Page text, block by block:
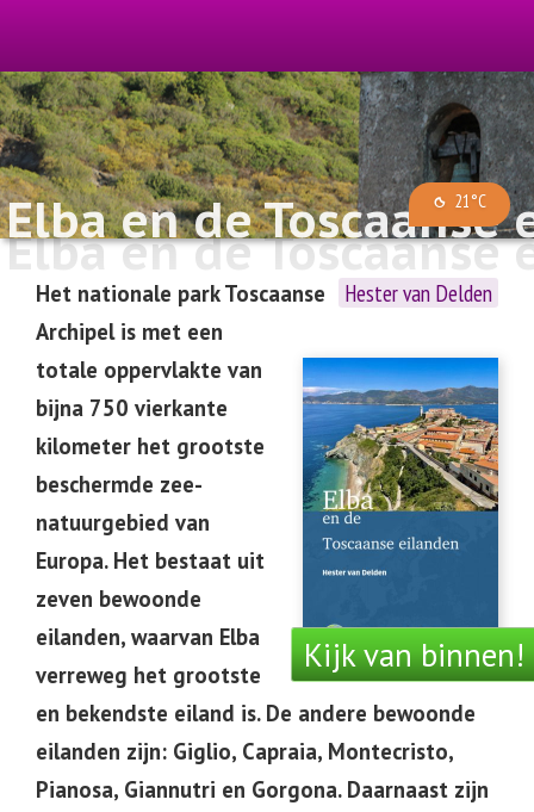
Elba en de Toscaanse
Elba en de Toscaanse
21°C
Hester van Delden
Kijk van binnen!
Het nationale park Toscaanse
Archipel is met een
totale oppervlakte van
bijna 750 vierkante
kilometer het grootste
beschermde zee-
natuurgebied van
Europa. Het bestaat uit
zeven bewoonde
eilanden, waarvan Elba
verreweg het grootste
en bekendste eiland is. De andere bewoonde
eilanden zijn: Giglio, Capraia, Montecristo,
Pianosa, Giannutri en Gorgona. Daarnaast zijn